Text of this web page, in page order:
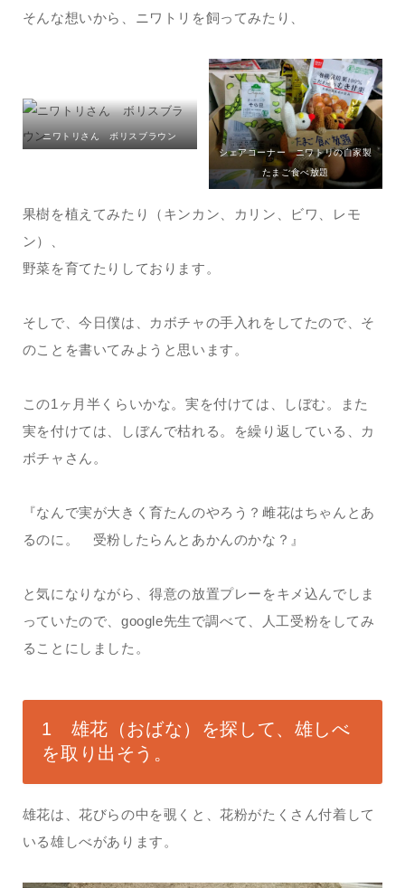
そんな想いから、ニワトリを飼ってみたり、
ニワトリさん ボリスブラウン
シェアコーナー ニワトリの自家製
たまご食べ放題
果樹を植えてみたり（キンカン、カリン、ビワ、レモ
ン）、
野菜を育てたりしております。
そしで、今日僕は、カボチャの手入れをしてたので、そ
のことを書いてみようと思います。
この1ヶ月半くらいかな。実を付けては、しぼむ。また
実を付けては、しぼんで枯れる。を繰り返している、カ
ボチャさん。
『なんで実が大きく育たんのやろう？雌花はちゃんとあ
るのに。 受粉したらんとあかんのかな？』
と気になりながら、得意の放置プレーをキメ込んでしま
っていたので、google先生で調べて、人工受粉をしてみ
ることにしました。
1 雄花（おばな）を探して、雄しべ
を取り出そう。
雄花は、花びらの中を覗くと、花粉がたくさん付着して
いる雄しべがあります。